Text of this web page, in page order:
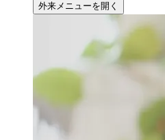
外来メニューを開く